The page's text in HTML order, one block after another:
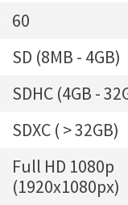
60
SD (8MB - 4GB)
SDHC (4GB -
SDXC ( > 32GB)
Full HD 1080p
(1920x1080px)